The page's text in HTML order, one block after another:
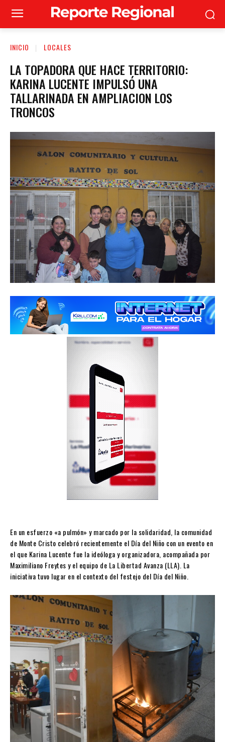
INICIO LOCALES
LA TOPADORA QUE HACE TERRITORIO:
KARINA LUCENTE IMPULSÓ UNA
TALLARINADA EN AMPLIACION LOS
TRONCOS
En un esfuerzo «a pulmón» y marcado por la solidaridad, la comunidad
de Monte Cristo celebró recientemente el Día del Niño con un evento en
el que Karina Lucente fue la ideóloga y organizadora, acompañada por
Maximiliano Freytes y el equipo de La Libertad Avanza (LLA). La
iniciativa tuvo lugar en el contexto del festejo del Día del Niño.